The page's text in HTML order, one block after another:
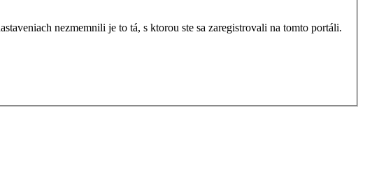
nezmemnili je to tá, s ktorou ste sa zaregistrovali na tomto portáli.